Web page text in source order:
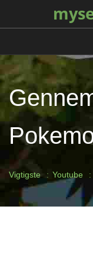
Vigtigste Youtube